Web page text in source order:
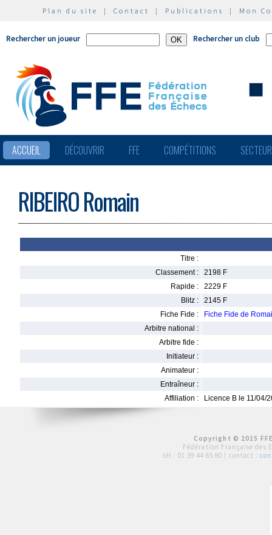
Plan du site | Contact | Publications | Mon
Rechercher un joueur Rechercher un club
ACCUEIL DÉCOUVRIR FFE COMPÉTITIONS
RIBEIRO Romain
Titre :
Classement :
2198 F
Rapide :
2229 F
Blitz :
2145 F
Fiche Fide :
Fiche Fide de
Arbitre national :
Arbitre fide :
Initiateur :
Animateur :
Entraîneur :
Affiliation :
Licence B le 11/04/
Copyright © 2015
Fédération Française des
tél : 01 39 44 65 80 | contact :